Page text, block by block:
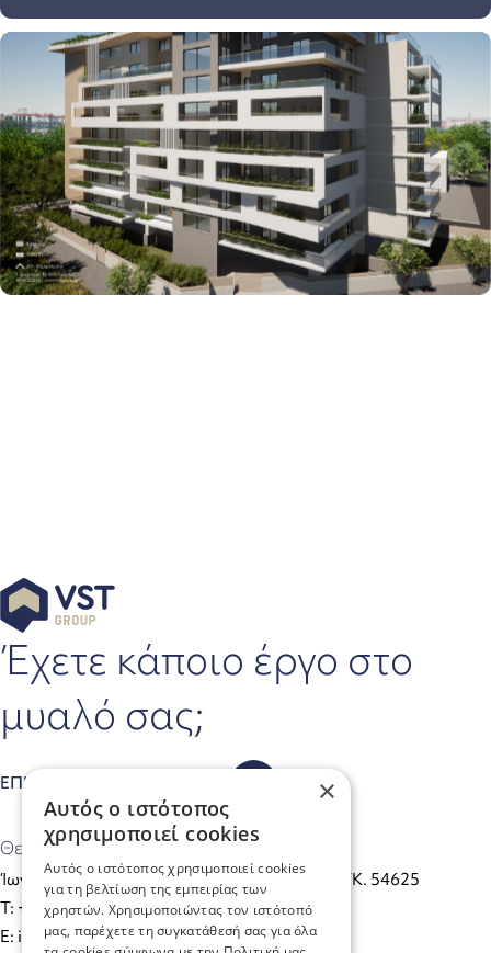
Έχετε κάποιο έργο στο
μυαλό σας;
ΕΠΙΚΟΙΝΩΝΗΣΤΕ ΜΑΖΙ ΜΑΣ
Θεσσαλονίκη
Ίωνος Δραγούμη 35 (Είσοδος από Πάϊκου 5), TK. 54625
Τ: +30 2310 222905
E: info@vstgroup.gr
×
Αυτός ο ιστότοπος
χρησιμοποιεί cookies
Αυτός ο ιστότοπος χρησιμοποιεί cookies
για τη βελτίωση της εμπειρίας των
χρηστών. Χρησιμοποιώντας τον ιστότοπό
μας, παρέχετε τη συγκατάθεσή σας για όλα